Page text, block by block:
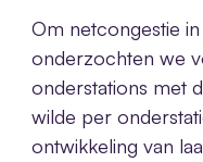
Om netcongestie
onderzochten we
onderstations met
wilde per
ontwikkeling van